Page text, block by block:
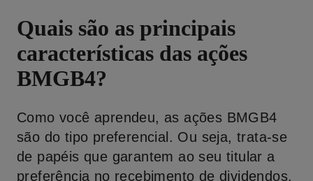
Quais são as principais
características das ações
BMGB4?
Como você aprendeu, as ações BMGB4
são do tipo preferencial. Ou seja, trata-se
de papéis que garantem ao seu titular a
preferência no recebimento de dividendos.